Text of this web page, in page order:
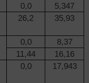
0,0
5,347
26,2 35,93
0,0
8,37
11,44
16,16
0,0 17,943